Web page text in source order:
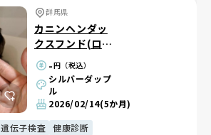
群馬県
カニンヘンダッ
クスフンド(ロン
グ) -円（税込）
シルバーダップ
ル
2026/02/14(5か月)
遺伝子検査 健康診断